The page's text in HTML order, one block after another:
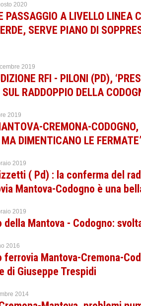
2020
PASSAGGIO A LIVELLO
SERVE PIANO DI
2019
RFI - PILONI (PD),
RADDOPPIO DELLA
2019
CREMONA-CODOGNO,
DIMENTICANO LE FERMATE’
2019
( Pd) : la conferma del
Mantova-Codogno è una
2019
della Mantova - Codogno:
2016
ferrovia Mantova-Cremona-
di Giuseppe Trespidi
2014